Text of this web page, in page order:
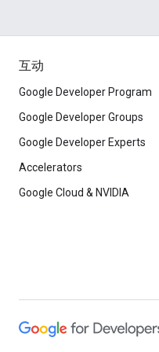
互动
Google Developer Program
Google Developer Groups
Google Developer Experts
Accelerators
Google Cloud & NVIDIA